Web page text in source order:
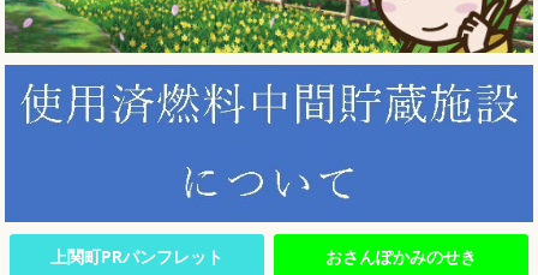
上関町PRパンフレット おさんぽかみのせき